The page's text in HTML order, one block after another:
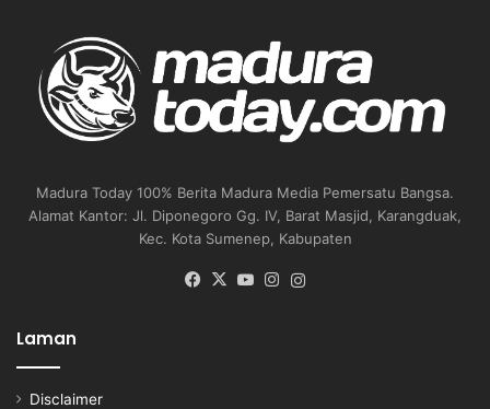
Madura Today 100% Berita Madura Media Pemersatu Bangsa.
Alamat Kantor: Jl. Diponegoro Gg. IV, Barat Masjid, Karangduak,
Kec. Kota Sumenep, Kabupaten
Facebook
X YouTubeInstagram
Laman
Disclaimer